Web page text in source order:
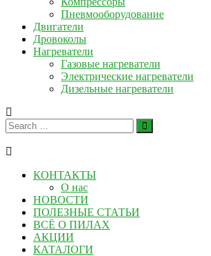
Пневмооборудование
Двигатели
Дровоколы
Нагреватели
Газовые нагреватели
Электрические нагреватели
Дизельные нагреватели
КОНТАКТЫ
О нас
НОВОСТИ
ПОЛЕЗНЫЕ СТАТЬИ
ВСЁ О ПИЛАХ
АКЦИИ
КАТАЛОГИ